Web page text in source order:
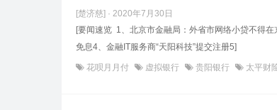
[楚济慈] · 2020年7月30日
[要闻速览 1、北京市金融局：外省市网络小贷不得
免息4、金融IT服务商“天阳科技”提交注册5]
花呗月月付 虚拟银行 贵阳银行 太平财